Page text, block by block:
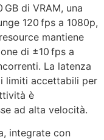
di VRAM, una
120 fps a 1080p,
mantiene
di ±10 fps a
La latenza
limiti accettabili per
è
ad alta velocità.
integrate con